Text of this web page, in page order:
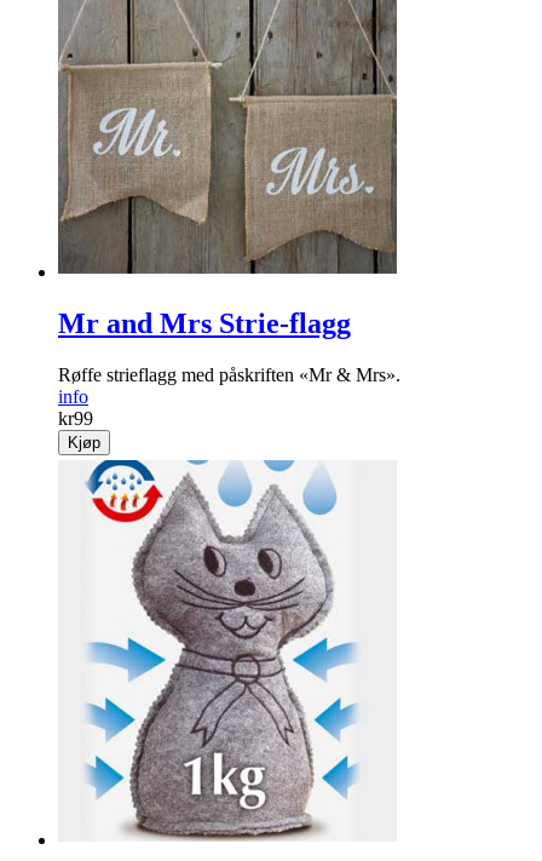
Mr and Mrs Strie-flagg
Røffe strieflagg med påskriften «Mr & Mrs».
info
kr99
Kjøp